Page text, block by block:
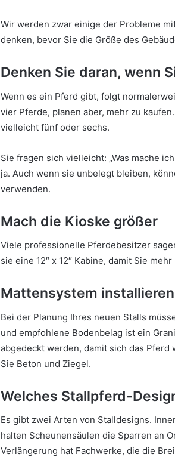
Wir werden zwar einige der Probleme
denken, bevor Sie die Größe des
Denken Sie daran, wenn
Wenn es ein Pferd gibt, folgt
vier Pferde, planen aber, mehr zu kaufen.
vielleicht fünf oder sechs.
Sie fragen sich vielleicht: „Was mache
ja. Auch wenn sie unbelegt bleiben,
verwenden.
Mach die Kioske größer
Viele professionelle Pferdebesitzer
sie eine 12″ x 12″ Kabine, damit Sie
Mattensystem installieren
Bei der Planung Ihres neuen Stalls
und empfohlene Bodenbelag ist ein
abgedeckt werden, damit sich das Pferd
Sie Beton und Ziegel.
Welches Stallpferd-
Es gibt zwei Arten von Stalldesigns.
halten Scheunensäulen die Sparren an
Verlängerung hat Fachwerke, die die